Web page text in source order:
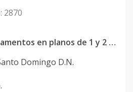
: 2870
Proyectos de apartamentos en planos de 1 y 2 habitaciones en Naco
Domingo D.N.